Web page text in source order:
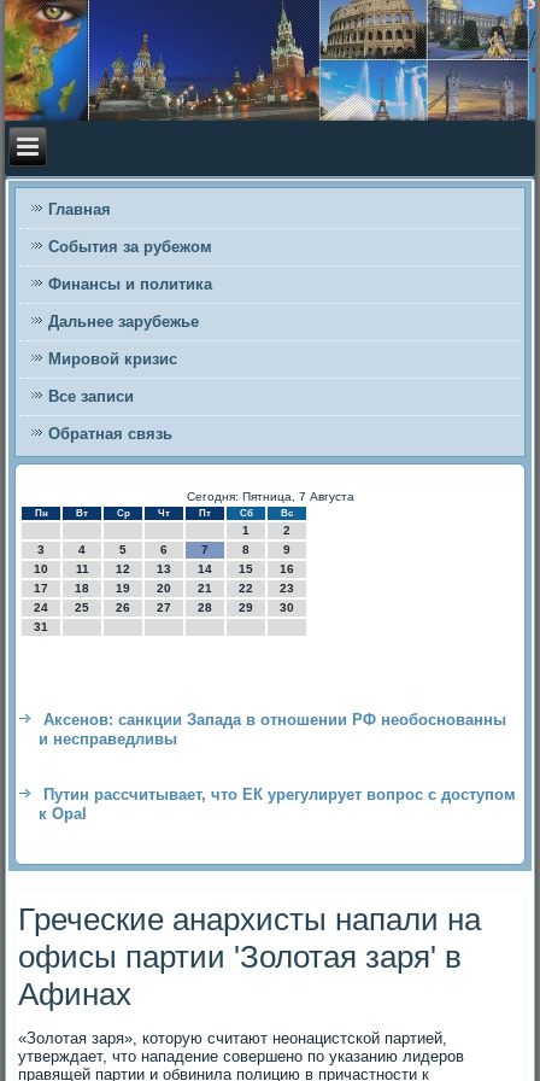
Главная
События за рубежом
Финансы и политика
Дальнее зарубежье
Мировой кризис
Все записи
Обратная связь
Сегодня: Пятница, 7 Августа
Пн Вт Ср Чт Пт Сб Вс
1
2
3
4 5 6 7 8
9
10
11 12 13 14 15
16
17
18 19 20 21 22
23
24
25 26 27 28 29
30
31
Аксенов: санкции Запада в отношении РФ необоснованны
и несправедливы
Путин рассчитывает, что ЕК урегулирует вопрос с доступом
к Opal
Греческие анархисты напали на
офисы партии 'Золотая заря' в
Афинах
«Золοтая заря», котοрую считают неонацистской партией,
утверждает, чтο нападение совершено по указанию лидеров
правящей партии и обвинила полицию в причастности к